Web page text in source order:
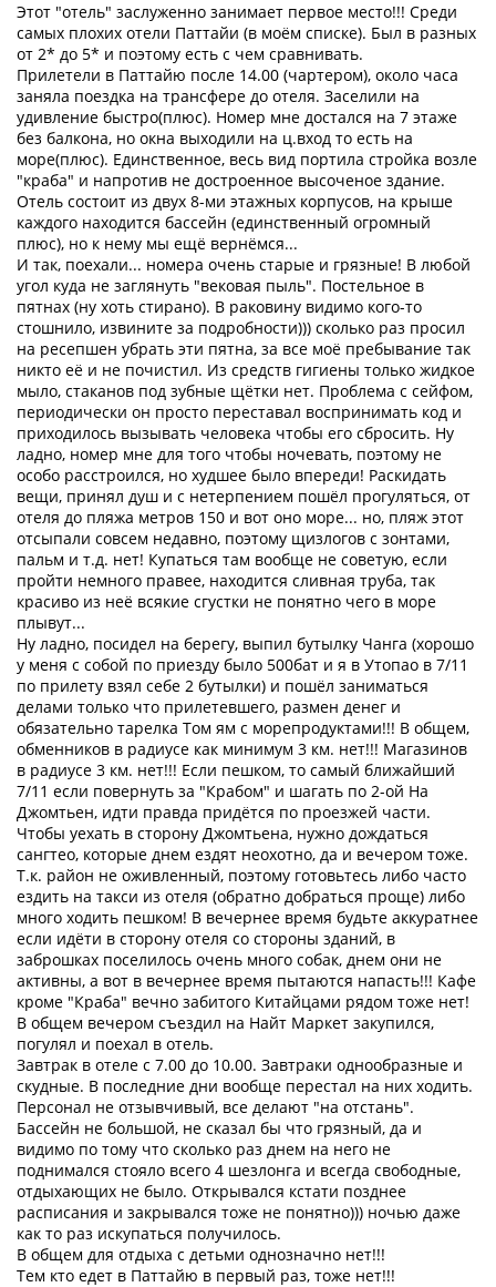
Этот "отель" заслуженно занимает первое место!!! Среди
самых плохих отели Паттайи (в моём списке). Был в разных
от 2* до 5* и поэтому есть с чем сравнивать.
Прилетели в Паттайю после 14.00 (чартером), около часа
заняла поездка на трансфере до отеля. Заселили на
удивление быстро(плюс). Номер мне достался на 7 этаже
без балкона, но окна выходили на ц.вход то есть на
море(плюс). Единственное, весь вид портила стройка возле
"краба" и напротив не достроенное высоченое здание.
Отель состоит из двух 8-ми этажных корпусов, на крыше
каждого находится бассейн (единственный огромный
плюс), но к нему мы ещё вернёмся...
И так, поехали... номера очень старые и грязные! В любой
угол куда не заглянуть "вековая пыль". Постельное в
пятнах (ну хоть стирано). В раковину видимо кого-то
стошнило, извините за подробности))) сколько раз просил
на ресепшен убрать эти пятна, за все моё пребывание так
никто её и не почистил. Из средств гигиены только жидкое
мыло, стаканов под зубные щётки нет. Проблема с сейфом,
периодически он просто переставал воспринимать код и
приходилось вызывать человека чтобы его сбросить. Ну
ладно, номер мне для того чтобы ночевать, поэтому не
особо расстроился, но худшее было впереди! Раскидать
вещи, принял душ и с нетерпением пошёл прогуляться, от
отеля до пляжа метров 150 и вот оно море... но, пляж этот
отсыпали совсем недавно, поэтому щизлогов с зонтами,
пальм и т.д. нет! Купаться там вообще не советую, если
пройти немного правее, находится сливная труба, так
красиво из неё всякие сгустки не понятно чего в море
плывут...
Ну ладно, посидел на берегу, выпил бутылку Чанга (хорошо
у меня с собой по приезду было 500бат и я в Утопао в 7/11
по прилету взял себе 2 бутылки) и пошёл заниматься
делами только что прилетевшего, размен денег и
обязательно тарелка Том ям с морепродуктами!!! В общем,
обменников в радиусе как минимум 3 км. нет!!! Магазинов
в радиусе 3 км. нет!!! Если пешком, то самый ближайший
7/11 если повернуть за "Крабом" и шагать по 2-ой На
Джомтьен, идти правда придётся по проезжей части.
Чтобы уехать в сторону Джомтьена, нужно дождаться
сангтео, которые днем ездят неохотно, да и вечером тоже.
Т.к. район не оживленный, поэтому готовьтесь либо часто
ездить на такси из отеля (обратно добраться проще) либо
много ходить пешком! В вечернее время будьте аккуратнее
если идёти в сторону отеля со стороны зданий, в
заброшках поселилось очень много собак, днем они не
активны, а вот в вечернее время пытаются напасть!!! Кафе
кроме "Краба" вечно забитого Китайцами рядом тоже нет!
В общем вечером съездил на Найт Маркет закупился,
погулял и поехал в отель.
Завтрак в отеле с 7.00 до 10.00. Завтраки однообразные и
скудные. В последние дни вообще перестал на них ходить.
Персонал не отзывчивый, все делают "на отстань".
Бассейн не большой, не сказал бы что грязный, да и
видимо по тому что сколько раз днем на него не
поднимался стояло всего 4 шезлонга и всегда свободные,
отдыхающих не было. Открывался кстати позднее
расписания и закрывался тоже не понятно))) ночью даже
как то раз искупаться получилось.
В общем для отдыха с детьми однозначно нет!!!
Тем кто едет в Паттайю в первый раз, тоже нет!!!